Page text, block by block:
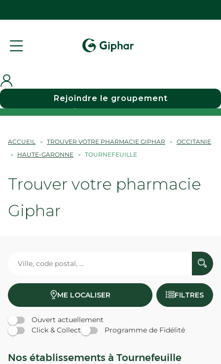
Choisir une pharmacie
Rejoindre le groupement
ACCUEIL TROUVER VOTRE PHARMACIE GIPHAR
OCCITANIE
HAUTE-GARONNE
TOURNEFEUILLE
Trouver votre pharmacie
Giphar
ME LOCALISER FILTRES
Ouvert actuellement
Click & Collect
Programme de Fidélité
Nos établissements à Tournefeuille